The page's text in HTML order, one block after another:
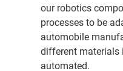
our robotics
processes to be
automobile
different materials
automated.